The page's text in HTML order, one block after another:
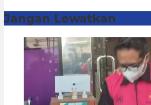
Jangan Lewatkan